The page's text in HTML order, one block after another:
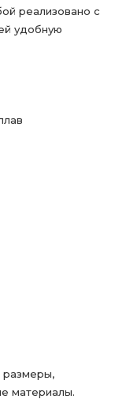
реализовано с
удобную
размеры,
материалы.